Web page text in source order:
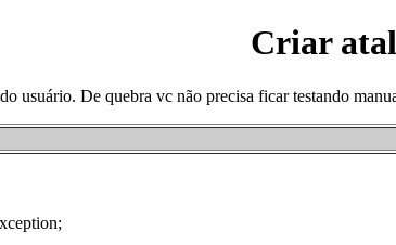
Criar
usuário. De quebra vc não precisa ficar testando